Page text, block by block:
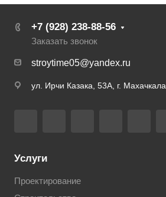
+7 (928) 238-88-56
Заказать звонок
stroytime05@yandex.ru
ул. Ирчи Казака, 53А, г. Махачкала
Услуги
Проектирование